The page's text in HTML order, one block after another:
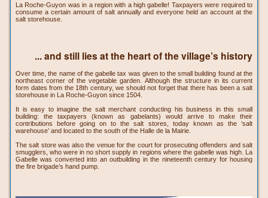
La Roche-Guyon was in a region with a high gabelle! Taxpayers were required to
consume a certain amount of salt annually and everyone held an account at the
salt storehouse.
... and still lies at the heart of the village’s history
Over time, the name of the gabelle tax was given to the small building found at the
northeast corner of the vegetable garden. Although the structure in its current
form dates from the 18th century, we should not forget that there has been a salt
storehouse in La Roche-Guyon since 1504.
It is easy to imagine the salt merchant conducting his business in this small
building: the taxpayers (known as gabelants) would arrive to make their
contributions before going on to the salt stores, today known as the ‘salt
warehouse’ and located to the south of the Halle de la Mairie.
The salt store was also the venue for the court for prosecuting offenders and salt
smugglers, who were in no short supply in regions where the gabelle was high. La
Gabelle was converted into an outbuilding in the nineteenth century for housing
the fire brigade’s hand pump.